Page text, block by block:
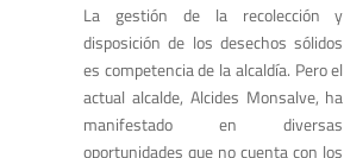
La gestión de la recolección y
disposición de los desechos sólidos
es competencia de la alcaldía. Pero el
actual alcalde, Alcides Monsalve, ha
manifestado en diversas
oportunidades que no cuenta con los